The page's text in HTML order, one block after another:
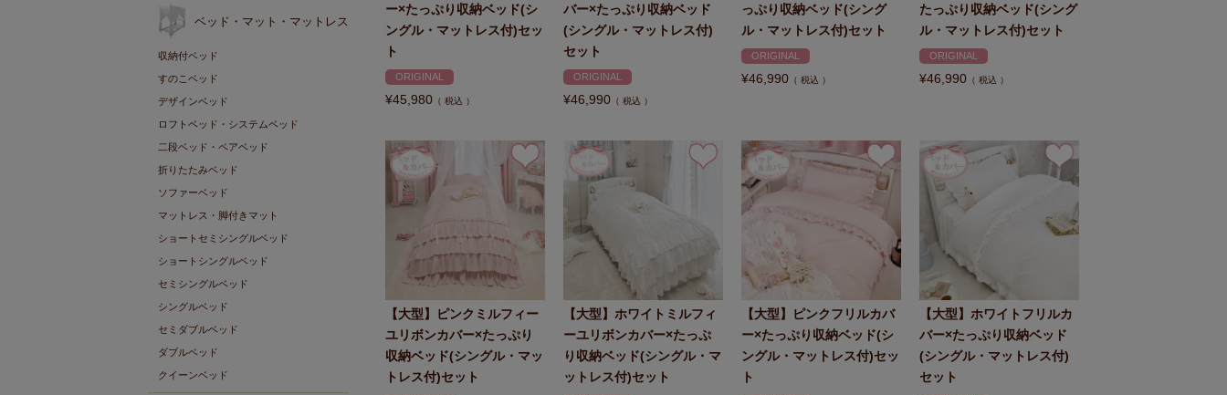
ベッド・マット・マットレス
収納付ベッド
すのこベッド
デザインベッド
ロフトベッド・システムベッド
二段ベッド・ペアベッド
折りたたみベッド
ソファーベッド
マットレス・脚付きマット
ショートセミシングルベッド
ショートシングルベッド
セミシングルベッド
シングルベッド
セミダブルベッド
ダブルベッド
クイーンベッド
ー×たっぷり収納ベッド(シ
ングル・マットレス付)セッ
ト
ORIGINAL
¥45,980 税込
バー×たっぷり収納ベッド
(シングル・マットレス付)
セット
ORIGINAL
¥46,990 税込
っぷり収納ベッド(シング
ル・マットレス付)セット
ORIGINAL
¥46,990 税込
たっぷり収納ベッド(シング
ル・マットレス付)セット
ORIGINAL
¥46,990 税込
【大型】ピンクミルフィー
ユリボンカバー×たっぷり
収納ベッド(シングル・マッ
トレス付)セット
【大型】ホワイトミルフィ
ーユリボンカバー×たっぷ
り収納ベッド(シングル・マ
ットレス付)セット
【大型】ピンクフリルカバ
ー×たっぷり収納ベッド(シ
ングル・マットレス付)セッ
ト
【大型】ホワイトフリルカ
バー×たっぷり収納ベッド
(シングル・マットレス付)
セット